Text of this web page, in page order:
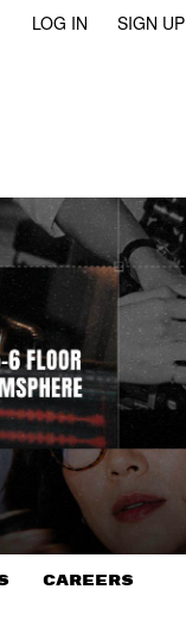
LOG IN SIGN UP
CAREERS